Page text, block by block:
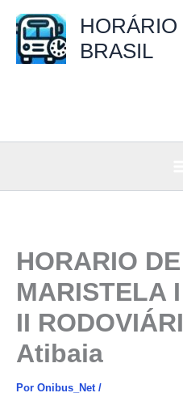
para
BRASIL
HORARIO
MARISTELA
II
Atibaia
Por Onibus_Net /